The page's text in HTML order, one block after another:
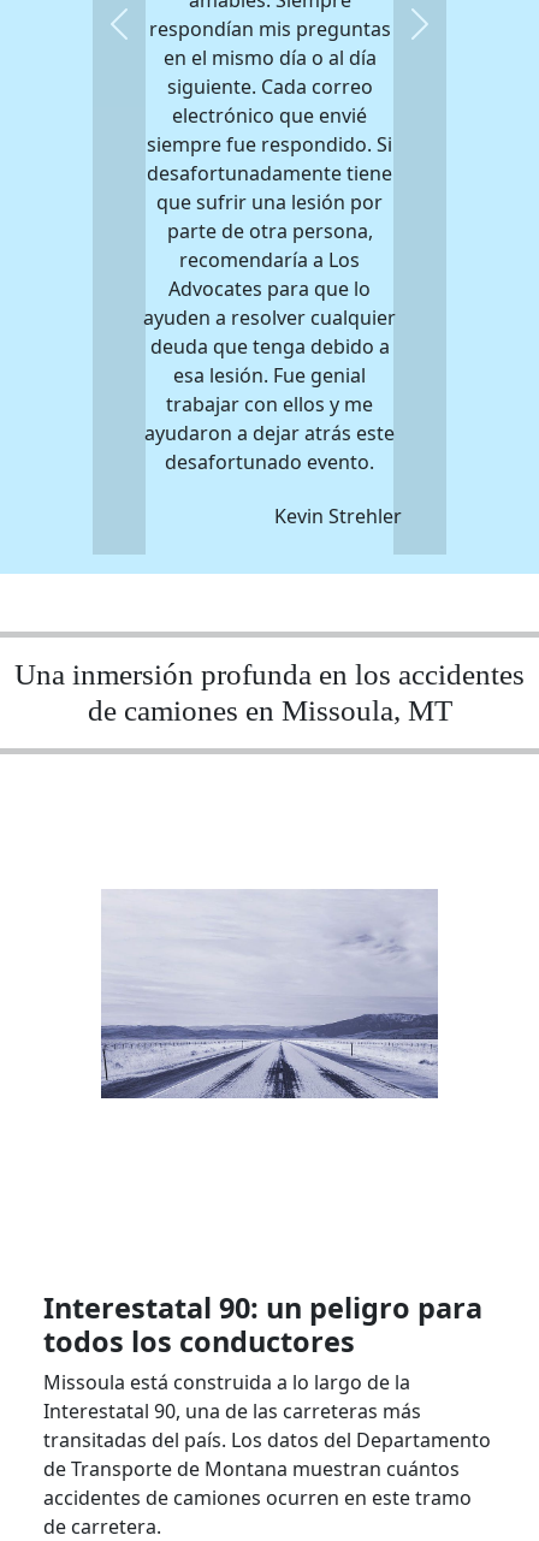
respondían mis preguntas
en el mismo día o al día
siguiente. Cada correo
electrónico que envié
siempre fue respondido. Si
desafortunadamente tiene
que sufrir una lesión por
parte de otra persona,
recomendaría a Los
Advocates para que lo
ayuden a resolver cualquier
deuda que tenga debido a
esa lesión. Fue genial
trabajar con ellos y me
ayudaron a dejar atrás este
desafortunado evento.
Kevin Strehler
Previous Next
Una inmersión profunda en los accidentes
de camiones en Missoula, MT
Interestatal 90: un peligro para
todos los conductores
Missoula está construida a lo largo de la
Interestatal 90, una de las carreteras más
transitadas del país. Los datos del Departamento
de Transporte de Montana muestran cuántos
accidentes de camiones ocurren en este tramo
de carretera.